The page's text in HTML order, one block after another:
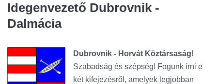
Idegenvezető Dubrovnik -
Dalmácia
Dubrovnik - Horvát Köztársaság!
Szabadság és szépség! Fogunk írni e
két kifejezésről, amelyek legjobban